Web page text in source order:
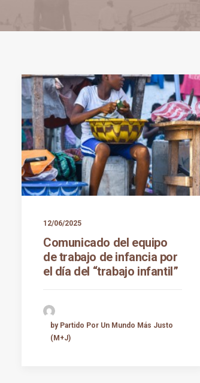
12/06/2025
Comunicado del equipo
de trabajo de infancia por
el día del “trabajo infantil”
by Partido Por Un Mundo Más Justo
(M+J)